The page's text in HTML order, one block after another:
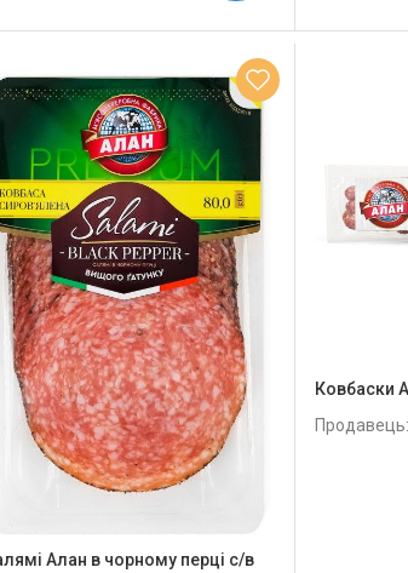
Алан в чорному перці с/в
Ковбаски